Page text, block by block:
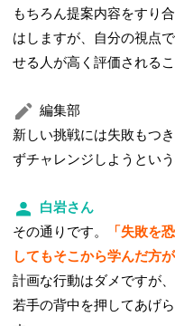
もちろん提案内容をすり
はしますが、自分の視点
せる人が高く評価されるこ
編集部
新しい挑戦には失敗もつ
ずチャレンジしようとい
白岩さん
その通りです。
「失敗を
してもそこから学んだ方が
計画な行動はダメですが
若手の背中を押してあげ